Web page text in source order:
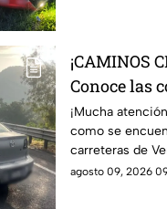
¡CAMINOS
Conoce las
de las
Veracruz
agosto 2026
¡Mucha
como se
carreteras de
domingo 9 de
agosto 09, 2026